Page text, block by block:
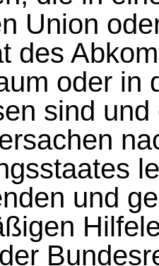
Union
des
oder in
sind
und